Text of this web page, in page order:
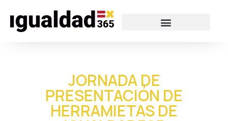
JORNADA DE
PRESENTACIÓN DE
HERRAMIETAS DE